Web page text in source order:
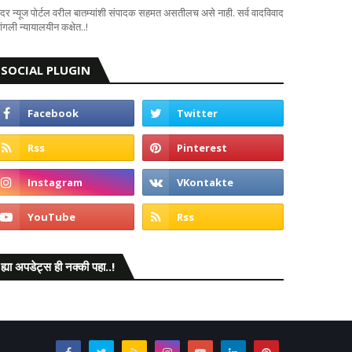
न्यूज पोर्टल वरील बातम्यांशी संपादक सहमत असतीलच असे नाही. सर्व वादविवाद
न्यायालयीन कक्षेत..!
SOCIAL PLUGIN
ह्या अपडेट्स ही नक्की पहा..!